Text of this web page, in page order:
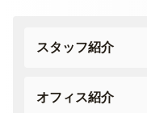
スタッフ紹介
オフィス紹介